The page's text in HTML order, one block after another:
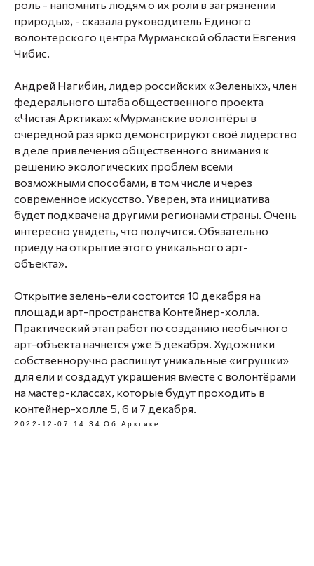
роль - напомнить людям о их роли в загрязнении
природы», - сказала руководитель Единого
волонтерского центра Мурманской области Евгения
Чибис.
Андрей Нагибин, лидер российских «Зеленых», член
федерального штаба общественного проекта
«Чистая Арктика»: «Мурманские волонтёры в
очередной раз ярко демонстрируют своё лидерство
в деле привлечения общественного внимания к
решению экологических проблем всеми
возможными способами, в том числе и через
современное искусство. Уверен, эта инициатива
будет подхвачена другими регионами страны. Очень
интересно увидеть, что получится. Обязательно
приеду на открытие этого уникального арт-
объекта».
Открытие зелень-ели состоится 10 декабря на
площади арт-пространства Контейнер-холла.
Практический этап работ по созданию необычного
арт-объекта начнется уже 5 декабря. Художники
собственноручно распишут уникальные «игрушки»
для ели и создадут украшения вместе с волонтёрами
на мастер-классах, которые будут проходить в
контейнер-холле 5, 6 и 7 декабря.
2022-12-07 14:34 Об Арктике